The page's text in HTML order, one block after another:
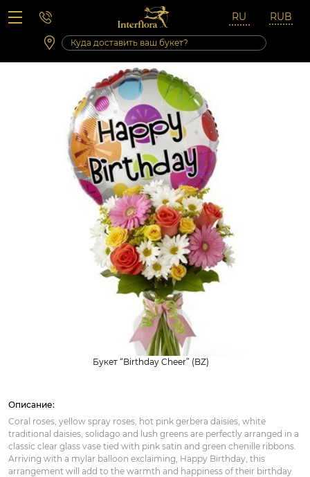
Вопросы-ответы
Сб 10:00 ‐ 14:00
Выходные и праздничные дни
Букет “Birthday Cheer” (BZ)
Описание:
Coral roses, yellow spray roses, hot pink gerbera daisies, white
traditional daisies, solidago and lush greens are perfectly arranged in a
classic clear glass vase tied with pink satin and green chenille ribbons.
Arriving with a mylar balloon exclaiming, Happy Birthday, this
arrangement will add to the warmth and happiness of their birthday